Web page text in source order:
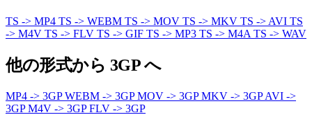
TS -> MP4 TS -> WEBM TS -> MOV TS -> MKV TS -> AVI TS
-> M4V TS -> FLV TS -> GIF TS -> MP3 TS -> M4A TS -> WAV
他の形式から 3GP へ
MP4 -> 3GPWEBM -> 3GPMOV -> 3GPMKV -> 3GPAVI ->
3GPM4V -> 3GPFLV -> 3GP